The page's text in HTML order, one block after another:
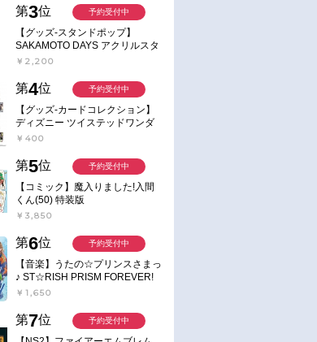
第3位
【グッズ-スタンドポップ】
SAKAMOTO DAYS アクリルスタ
ンド～Sunny Afternoon～ 4.南雲
￥2,200
予約受付中
第4位
【グッズ-カードコレクション】
ディズニー ツイステッドワンダ
ーランド ランダムカードコレク
￥400
予約受付中
第5位
【コミック】魔入りました!入間
くん(50) 特装版
￥3,850
予約受付中
第6位
【音楽】うたの☆プリンスさまっ
♪ ST☆RISH PRISM FOREVER!
￥1,650
予約受付中
第7位 予約受付中